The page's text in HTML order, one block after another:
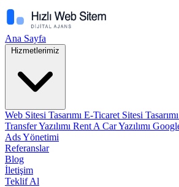
Ana Sayfa
Hizmetlerimiz
Web Sitesi Tasarımı E-Ticaret Sitesi Tasarımı
Transfer Yazılımı Rent A Car Yazılımı
Ads Yönetimi
Referanslar
Blog
İletişim
Teklif Al